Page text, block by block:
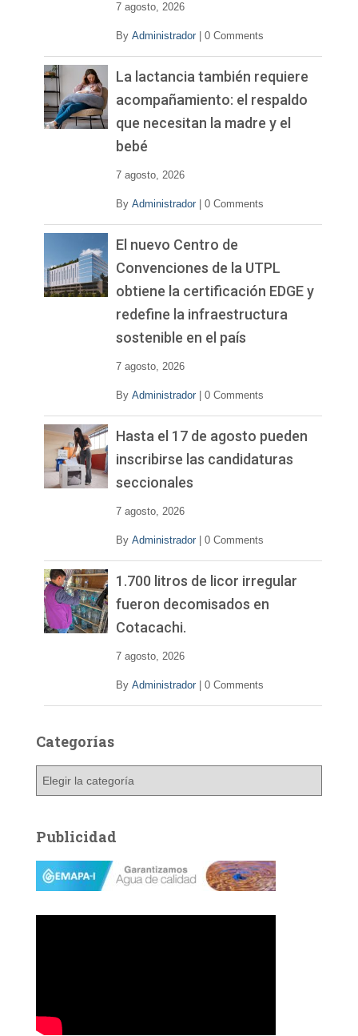
7 agosto, 2026
By Administrador 0 Comments
La lactancia también requiere
acompañamiento: el respaldo
que necesitan la madre y el
bebé
7 agosto, 2026
By Administrador 0 Comments
El nuevo Centro de
Convenciones de la UTPL
obtiene la certificación EDGE y
redefine la infraestructura
sostenible en el país
7 agosto, 2026
By Administrador 0 Comments
Hasta el 17 de agosto pueden
inscribirse las candidaturas
seccionales
7 agosto, 2026
By Administrador 0 Comments
1.700 litros de licor irregular
fueron decomisados en
Cotacachi.
7 agosto, 2026
By Administrador 0 Comments
Categorías
g
o
a
Publicidad